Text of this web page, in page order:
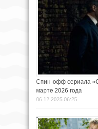
Спин-офф сериала
марте 2026 года
06.12.2025 06:25